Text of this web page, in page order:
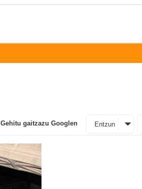
Gehitu gaitzazu Googlen Entzun